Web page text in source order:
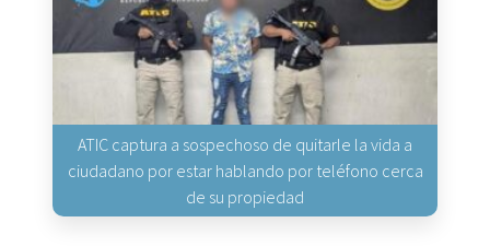
ATIC captura a sospechoso de quitarle la vida a
ciudadano por estar hablando por teléfono cerca
de su propiedad